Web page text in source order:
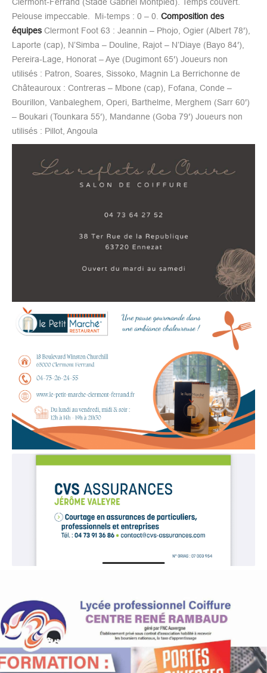
Pelouse impeccable. Mi-temps : 0 – 0. Composition des
équipes Clermont Foot 63 : Jeannin – Phojo, Ogier (Albert 78′),
Laporte (cap), N’Simba – Douline, Rajot – N’Diaye (Bayo 84′),
Pereira-Lage, Honorat – Aye (Dugimont 65′) Joueurs non
utilisés : Patron, Soares, Sissoko, Magnin La Berrichonne de
Châteauroux : Contreras – Mbone (cap), Fofana, Conde –
Bourillon, Vanbaleghem, Operi, Barthelme, Merghem (Sarr 60′)
– Boukari (Tounkara 55′), Mandanne (Goba 79′) Joueurs non
utilisés : Pillot, Angoula